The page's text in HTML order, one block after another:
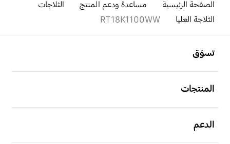
الصفحة الرئيسية مساعدة ودعم المنتج
الثلاجات
الثلاجة العليا
RT18K1100WW
تسوّق
المنتجات
الدعم